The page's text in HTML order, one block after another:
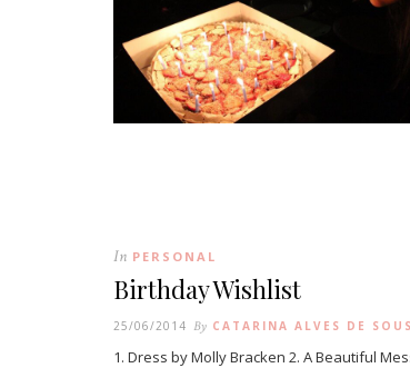
In PERSONAL
Birthday Wishlist
25/06/2014 By CATARINA ALVES DE
1. Dress by Molly Bracken 2. A Beautiful